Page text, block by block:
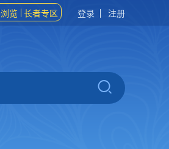
览 长者专区 登录 注册